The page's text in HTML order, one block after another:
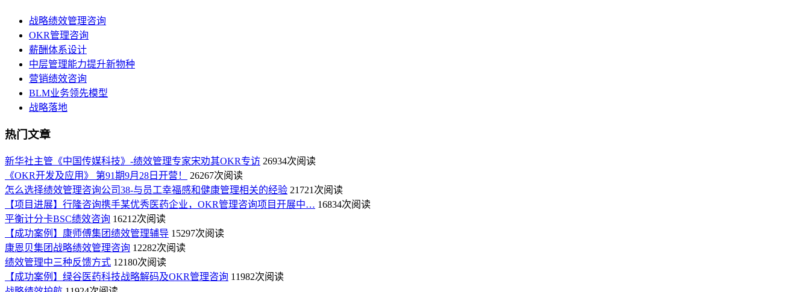
战略绩效管理咨询
OKR管理咨询
薪酬体系设计
中层管理能力提升新物种
营销绩效咨询
BLM业务领先模型
战略落地
热门文章
新华社主管《中国传媒科技》-绩效管理专家宋劝其OKR专访 26934次阅读
《OKR开发及应用》 第91期9月28日开营！
26267次阅读
怎么选择绩效管理咨询公司38-与员工幸福感和健康管理相关的经验 21721次阅读
【项目进展】行隆咨询携手某优秀医药企业，OKR管理咨询项目开展中… 16834次阅读
平衡计分卡BSC绩效咨询 16212次阅读
【成功案例】康师傅集团绩效管理辅导 15297次阅读
康恩贝集团战略绩效管理咨询 12282次阅读
绩效管理中三种反馈方式 12180次阅读
【成功案例】绿谷医药科技战略解码及OKR管理咨询 11982次阅读